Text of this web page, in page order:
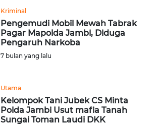
Kriminal
Pengemudi Mobil Mewah Tabrak
Pagar Mapolda Jambi, Diduga
Pengaruh Narkoba
7 bulan yang lalu
Utama
Kelompok Tani Jubek CS Minta
Polda Jambi Usut mafia Tanah
Sungai Toman Laudi DKK